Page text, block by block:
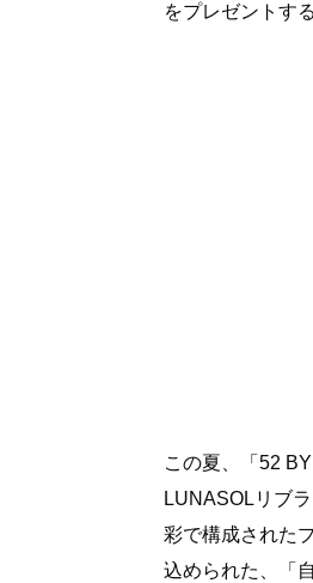
をプレゼントする
この夏、「52
LUNASOLリブ
彩で構成された
込められた、「